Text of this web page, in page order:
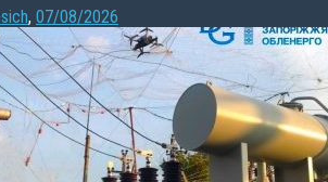
, 07/08/2026